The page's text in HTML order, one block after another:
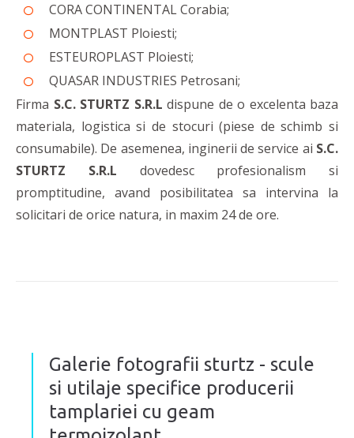
CORA CONTINENTAL Corabia;
MONTPLAST Ploiesti;
ESTEUROPLAST Ploiesti;
QUASAR INDUSTRIES Petrosani;
Firma S.C. STURTZ S.R.L dispune de o excelenta baza
materiala, logistica si de stocuri (piese de schimb si
consumabile). De asemenea, inginerii de service ai S.C.
STURTZ S.R.L dovedesc profesionalism si
promptitudine, avand posibilitatea sa intervina la
solicitari de orice natura, in maxim 24 de ore.
Galerie fotografii sturtz - scule
si utilaje specifice producerii
tamplariei cu geam